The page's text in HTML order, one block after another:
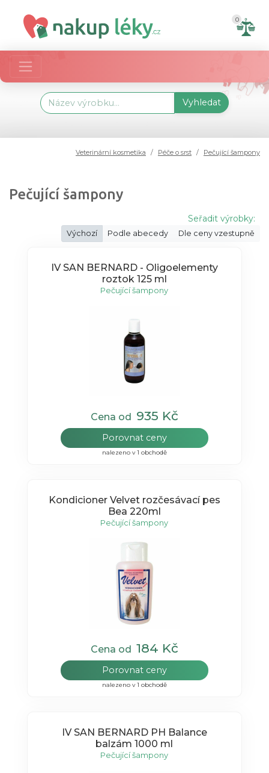
0
Vyhledat
Veterinární kosmetika Péče o srst Pečující šampony
Pečující šampony
Seřadit výrobky:
Výchozí Podle abecedy Dle ceny vzestupně
IV SAN BERNARD - Oligoelementy
roztok 125 ml
Pečující šampony
Cena od 935 Kč
Porovnat ceny
nalezeno v 1 obchodě
Kondicioner Velvet rozčesávací pes
Bea 220ml
Pečující šampony
Cena od 184 Kč
Porovnat ceny
nalezeno v 1 obchodě
IV SAN BERNARD PH Balance
balzám 1000 ml
Pečující šampony